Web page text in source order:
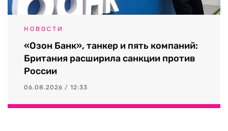
НОВОСТИ
«Озон Банк», танкер и пять компаний:
Британия расширила санкции против
России
06.08.2026 / 12:33